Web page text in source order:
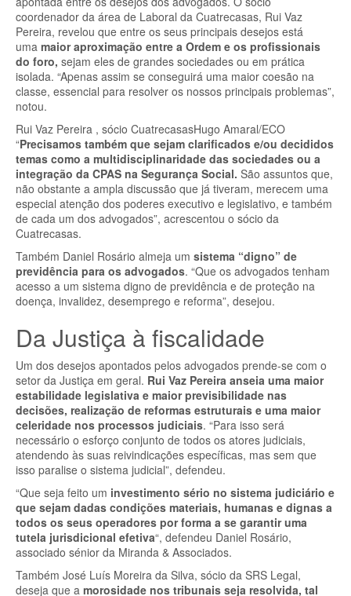
coordenador da área de Laboral da Cuatrecasas, Rui Vaz
Pereira, revelou que entre os seus principais desejos está
uma maior aproximação entre a Ordem e os profissionais
do foro, sejam eles de grandes sociedades ou em prática
isolada. “Apenas assim se conseguirá uma maior coesão na
classe, essencial para resolver os nossos principais problemas”,
notou.
Rui Vaz Pereira , sócio CuatrecasasHugo Amaral/ECO
“Precisamos também que sejam clarificados e/ou decididos
temas como a multidisciplinaridade das sociedades ou a
integração da CPAS na Segurança Social. São assuntos que,
não obstante a ampla discussão que já tiveram, merecem uma
especial atenção dos poderes executivo e legislativo, e também
de cada um dos advogados”, acrescentou o sócio da
Cuatrecasas.
Também Daniel Rosário almeja um sistema “digno” de
previdência para os advogados. “Que os advogados tenham
acesso a um sistema digno de previdência e de proteção na
doença, invalidez, desemprego e reforma”, desejou.
Da Justiça à fiscalidade
Um dos desejos apontados pelos advogados prende-se com o
setor da Justiça em geral. Rui Vaz Pereira anseia uma maior
estabilidade legislativa e maior previsibilidade nas
decisões, realização de reformas estruturais e uma maior
celeridade nos processos judiciais. “Para isso será
necessário o esforço conjunto de todos os atores judiciais,
atendendo às suas reivindicações específicas, mas sem que
isso paralise o sistema judicial”, defendeu.
“Que seja feito um investimento sério no sistema judiciário e
que sejam dadas condições materiais, humanas e dignas a
todos os seus operadores por forma a se garantir uma
tutela jurisdicional efetiva“, defendeu Daniel Rosário,
associado sénior da Miranda & Associados.
Também José Luís Moreira da Silva, sócio da SRS Legal,
deseja que a morosidade nos tribunais seja resolvida, tal